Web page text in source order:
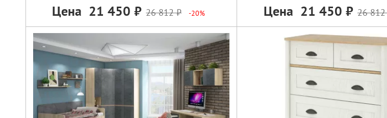
Цена 21 450 26 812 -20% Цена 21 450 26 812